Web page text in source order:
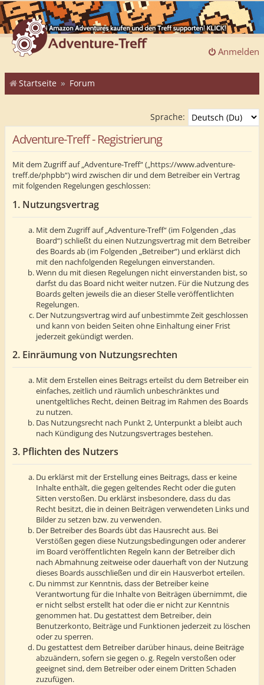
Anmelden
Startseite Forum
Sprache:
Adventure-Treff - Registrierung
Mit dem Zugriff auf „Adventure-Treff“ („https://www.adventure-
treff.de/phpbb“) wird zwischen dir und dem Betreiber ein Vertrag
mit folgenden Regelungen geschlossen:
1. Nutzungsvertrag
Mit dem Zugriff auf „Adventure-Treff“ (im Folgenden „das
Board“) schließt du einen Nutzungsvertrag mit dem Betreiber
des Boards ab (im Folgenden „Betreiber“) und erklärst dich
mit den nachfolgenden Regelungen einverstanden.
Wenn du mit diesen Regelungen nicht einverstanden bist, so
darfst du das Board nicht weiter nutzen. Für die Nutzung des
Boards gelten jeweils die an dieser Stelle veröffentlichten
Regelungen.
Der Nutzungsvertrag wird auf unbestimmte Zeit geschlossen
und kann von beiden Seiten ohne Einhaltung einer Frist
jederzeit gekündigt werden.
2. Einräumung von Nutzungsrechten
Mit dem Erstellen eines Beitrags erteilst du dem Betreiber ein
einfaches, zeitlich und räumlich unbeschränktes und
unentgeltliches Recht, deinen Beitrag im Rahmen des Boards
zu nutzen.
Das Nutzungsrecht nach Punkt 2, Unterpunkt a bleibt auch
nach Kündigung des Nutzungsvertrages bestehen.
3. Pflichten des Nutzers
Du erklärst mit der Erstellung eines Beitrags, dass er keine
Inhalte enthält, die gegen geltendes Recht oder die guten
Sitten verstoßen. Du erklärst insbesondere, dass du das
Recht besitzt, die in deinen Beiträgen verwendeten Links und
Bilder zu setzen bzw. zu verwenden.
Der Betreiber des Boards übt das Hausrecht aus. Bei
Verstößen gegen diese Nutzungsbedingungen oder anderer
im Board veröffentlichten Regeln kann der Betreiber dich
nach Abmahnung zeitweise oder dauerhaft von der Nutzung
dieses Boards ausschließen und dir ein Hausverbot erteilen.
Du nimmst zur Kenntnis, dass der Betreiber keine
Verantwortung für die Inhalte von Beiträgen übernimmt, die
er nicht selbst erstellt hat oder die er nicht zur Kenntnis
genommen hat. Du gestattest dem Betreiber, dein
Benutzerkonto, Beiträge und Funktionen jederzeit zu löschen
oder zu sperren.
Du gestattest dem Betreiber darüber hinaus, deine Beiträge
abzuändern, sofern sie gegen o. g. Regeln verstoßen oder
geeignet sind, dem Betreiber oder einem Dritten Schaden
zuzufügen.